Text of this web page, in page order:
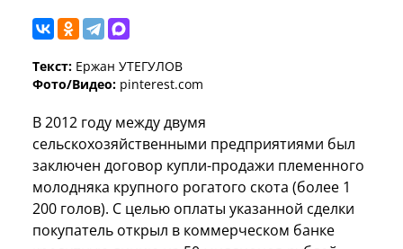
Текст: Ержан УТЕГУЛОВ
Фото/Видео: pinterest.com
В 2012 году между двумя
сельскохозяйственными предприятиями был
заключен договор купли-продажи племенного
молодняка крупного рогатого скота (более 1
200 голов). С целью оплаты указанной сделки
покупатель открыл в коммерческом банке